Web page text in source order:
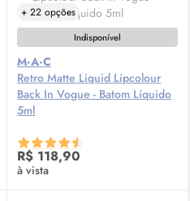
+ 22 opções
Indisponível
M·A·C
Retro Matte Liquid Lipcolour
Back In Vogue - Batom Líquido
5ml
R$ 118,90
à vista